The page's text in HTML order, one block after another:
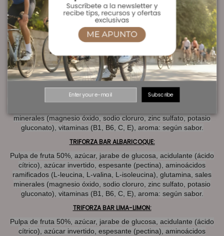
TRIFORZA BAR PIÑA:
Pulpa de fruta 50%, azúcar, jarabe de glucosa, acidulante (ácido
cítrico), azúcar invertido, espesante (pectina), aminoácidos
ramificados (L-leucina, L-valina, L-isoleucina), glutamina, sales
minerales (magnesio óxido, sodio cloruro, zinc sulfato, potasio
gluconato), vitaminas (B1, B6, C, E), aroma: según sabor.
TRIFORZA BAR MANDARINA:
Pulpa de fruta 50%, azúcar, jarabe de glucosa, acidulante (ácido
cítrico), azúcar invertido, espesante (pectina), aminoácidos
minerales (magnesio óxido, sodio cloruro, zinc sulfato, potasio
gluconato), vitaminas (B1, B6, C, E), aroma: según sabor.
TRIFORZA BAR ALBARICOQUE:
Pulpa de fruta 50%, azúcar, jarabe de glucosa, acidulante (ácido
cítrico), azúcar invertido, espesante (pectina), aminoácidos
ramificados (L-leucina, L-valina, L-isoleucina), glutamina, sales
minerales (magnesio óxido, sodio cloruro, zinc sulfato, potasio
gluconato), vitaminas (B1, B6, C, E), aroma: según sabor.
TRIFORZA BAR LIMA-LIMON:
Pulpa de fruta 50%, azúcar, jarabe de glucosa, acidulante (ácido
cítrico), azúcar invertido, espesante (pectina), aminoácidos
Subscribe